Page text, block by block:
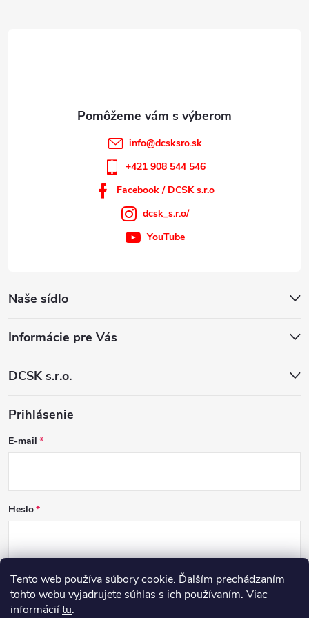
Tento web používa súbory cookie. Ďalším prechádzaním
tohto webu vyjadrujete súhlas s ich používaním. Viac
informáciítu.
Naše sídlo
Informácie pre Vás
DCSK s.r.o.
info@dcsksro.sk
+421 908 544 546
Facebook / DCSK s.r.o
dcsk_s.r.o/
YouTube
Prihlásenie
E-mail
Heslo
PRIHLÁSIŤ SA